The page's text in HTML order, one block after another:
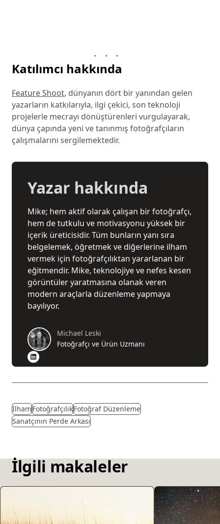
Katılımcı hakkında
Feature Shoot, dünyanın dört bir yanından gelen
yazarların katkılarıyla, ilgi çekici, son teknoloji
projelerle mecrayı dönüştürenleri vurgulayarak,
dünya çapında yeni ve tanınmış fotoğrafçıların
çalışmalarını sergilemektedir.
Yazar hakkında
Mike; hem aktif olarak çalışan bir fotoğrafçı,
hem de tutkulu ve motivasyonu yüksek bir
içerik üreticisidir. Tüm bunların yanı sıra
belgelemek, öğretmek ve diğerlerine ilham
vermek için fotoğrafçılıktan yararlanan bir
eğitmendir. Mike, teknolojiye ve nefes kesen
görüntüler yaratmasına olanak veren
modern araçlarla düzenleme yapmaya
bayılıyor.
Michael Leski
Fotoğrafçı ve Ürün Uzmanı
İlham FotoğrafçılıkFotoğraf Düzenleme
Sanatçının Perde Arkası
İlgili makaleler